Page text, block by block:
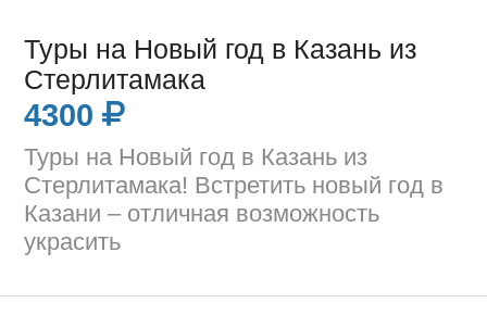
Туры на Новый год в Казань из
Стерлитамака
4300
Туры на Новый год в Казань из
Стерлитамака! Встретить новый год в
Казани – отличная возможность
украсить